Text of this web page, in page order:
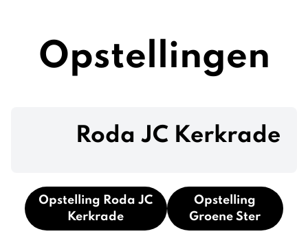
Opstellingen
Roda JC Kerkrade
Opstelling Roda JC
Kerkrade
Opstelling
Groene Ster